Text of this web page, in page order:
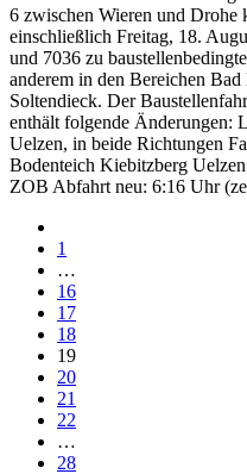
6 zwischen Wieren und Drohe
einschließlich Freitag, 18.
und 7036 zu
anderem in den Bereichen
Soltendieck. Der
enthält folgende Änderungen:
Uelzen, in beide Richtungen
Bodenteich Kiebitzberg
ZOB Abfahrt neu: 6:16 Uhr
1
…
16
17
18
19
20
21
22
…
28